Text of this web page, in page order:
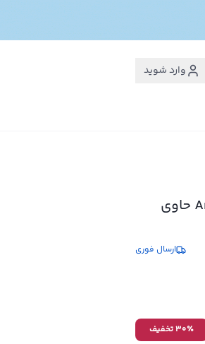
وارد شوید
ژل بهداشتی بانوان آراکسین Araxin حاوی
ارسال فوری
30٪ تخفیف